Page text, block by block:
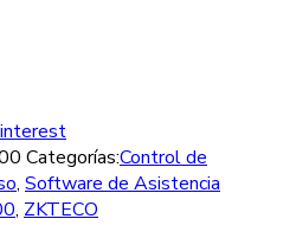
Categorías:Control de
, Software de Asistencia
, ZKTECO